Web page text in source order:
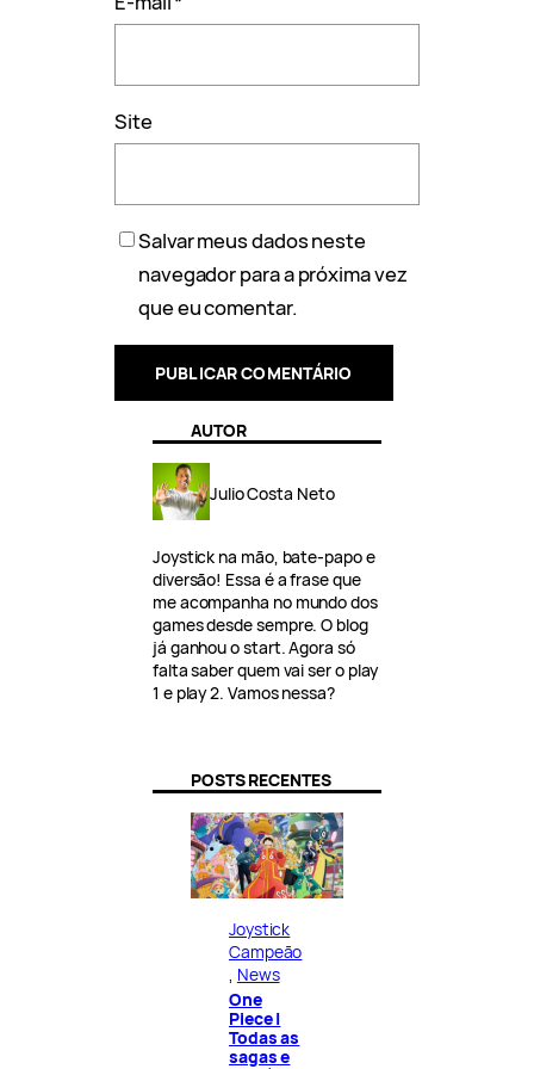
Site
Salvar meus dados neste
navegador para a próxima vez
que eu comentar.
AUTOR
Julio Costa Neto
Joystick na mão, bate-papo e
diversão! Essa é a frase que
me acompanha no mundo dos
games desde sempre. O blog
já ganhou o start. Agora só
falta saber quem vai ser o play
1 e play 2. Vamos nessa?
POSTS RECENTES
Joystick
Campeão
News
One
Piece |
Todas as
sagas e